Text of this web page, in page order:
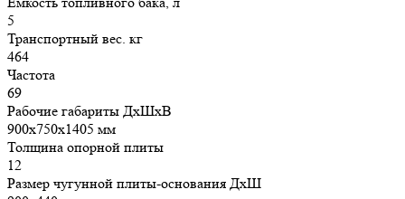
5
Транспортный вес. кг
464
Частота
69
Рабочие габариты ДхШхВ
900х750х1405 мм
Толщина опорной плиты
12
Размер чугунной плиты-основания ДхШ